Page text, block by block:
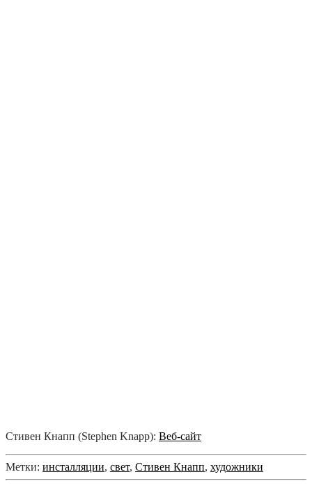
Стивен Кнапп (Stephen Knapp): Веб-сайт
Метки: инсталляции, свет, Стивен Кнапп, художники